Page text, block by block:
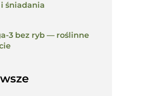
śniadania
3 bez ryb — roślinne